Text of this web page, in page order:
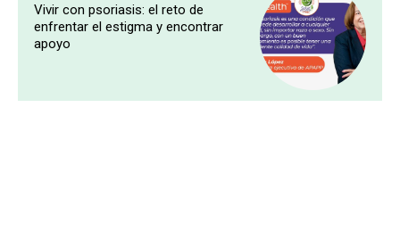
Vivir con psoriasis: el reto de
enfrentar el estigma y encontrar
apoyo